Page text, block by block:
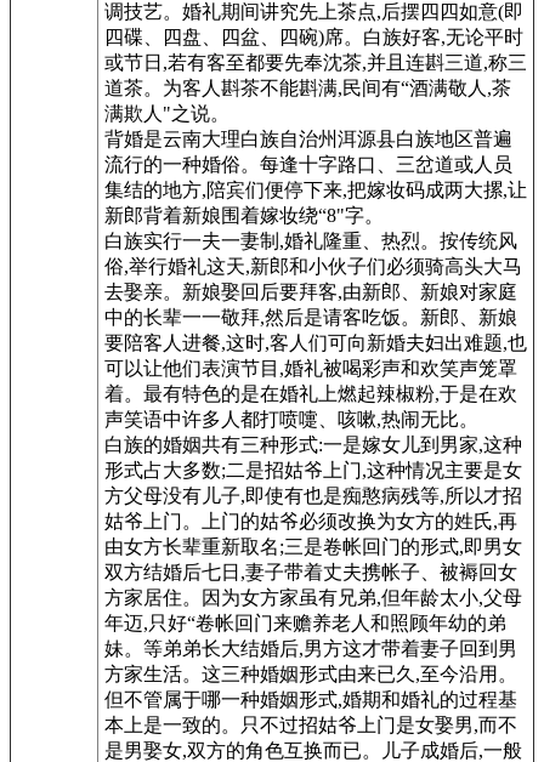
调技艺。婚礼期间讲究先上茶点,后摆四四如意(即
四碟、四盘、四盆、四碗)席。白族好客,无论平时
或节日,若有客至都要先奉沈茶,并且连斟三道,称三
道茶。为客人斟茶不能斟满,民间有“酒满敬人,茶
满欺人"之说。
背婚是云南大理白族自治州洱源县白族地区普遍
流行的一种婚俗。每逢十字路口、三岔道或人员
集结的地方,陪宾们便停下来,把嫁妆码成两大摞,让
新郎背着新娘围着嫁妆绕“8"字。
白族实行一夫一妻制,婚礼隆重、热烈。按传统风
俗,举行婚礼这天,新郎和小伙子们必须骑高头大马
去娶亲。新娘娶回后要拜客,由新郎、新娘对家庭
中的长辈一一敬拜,然后是请客吃饭。新郎、新娘
要陪客人进餐,这时,客人们可向新婚夫妇出难题,也
可以让他们表演节目,婚礼被喝彩声和欢笑声笼罩
着。最有特色的是在婚礼上燃起辣椒粉,于是在欢
声笑语中许多人都打喷嚏、咳嗽,热闹无比。
白族的婚姻共有三种形式:一是嫁女儿到男家,这种
形式占大多数;二是招姑爷上门,这种情况主要是女
方父母没有儿子,即使有也是痴憨病残等,所以才招
姑爷上门。上门的姑爷必须改换为女方的姓氏,再
由女方长辈重新取名;三是卷帐回门的形式,即男女
双方结婚后七日,妻子带着丈夫携帐子、被褥回女
方家居住。因为女方家虽有兄弟,但年龄太小,父母
年迈,只好“卷帐回门来赡养老人和照顾年幼的弟
妹。等弟弟长大结婚后,男方这才带着妻子回到男
方家生活。这三种婚姻形式由来已久,至今沿用。
但不管属于哪一种婚姻形式,婚期和婚礼的过程基
本上是一致的。只不过招姑爷上门是女娶男,而不
是男娶女,双方的角色互换而已。儿子成婚后,一般